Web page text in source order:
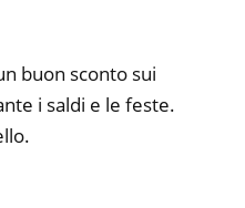
buon sconto sui
i saldi e le feste.